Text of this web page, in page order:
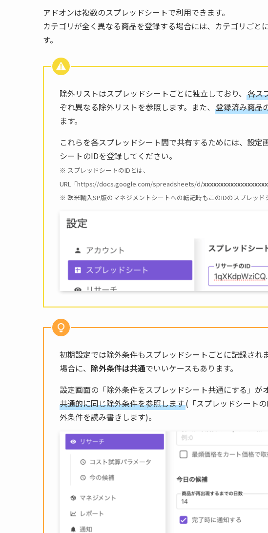
アドオンは複数のスプレッドシートで利用できます。
カテゴリが全く異なる商品を登録する場合には、カテゴリごと
す。
除外リストはスプレッドシートごとに独立しており、 各ス
ぞれ異なる除外リストを参照します。また、 登録済み商品
ます。
これらを各スプレッドシート間で共有するためには、設
シートのIDを登録してください。
※ スプレッドシートのIDとは、
URL「https://docs.google.com/spreadsheets/d/
※ 欧米輸入SP版のマネジメントシートへの転記時もこのIDのスプレッド
初期設定では除外条件もスプレッドシートごとに記録され
場合に、 除外条件は共通でいいケースもあります。
設定画面の「除外条件をスプレッドシート共通にする」が
共通的に同じ除外条件を参照します(「スプレッドシート
外条件を読み書きします)。